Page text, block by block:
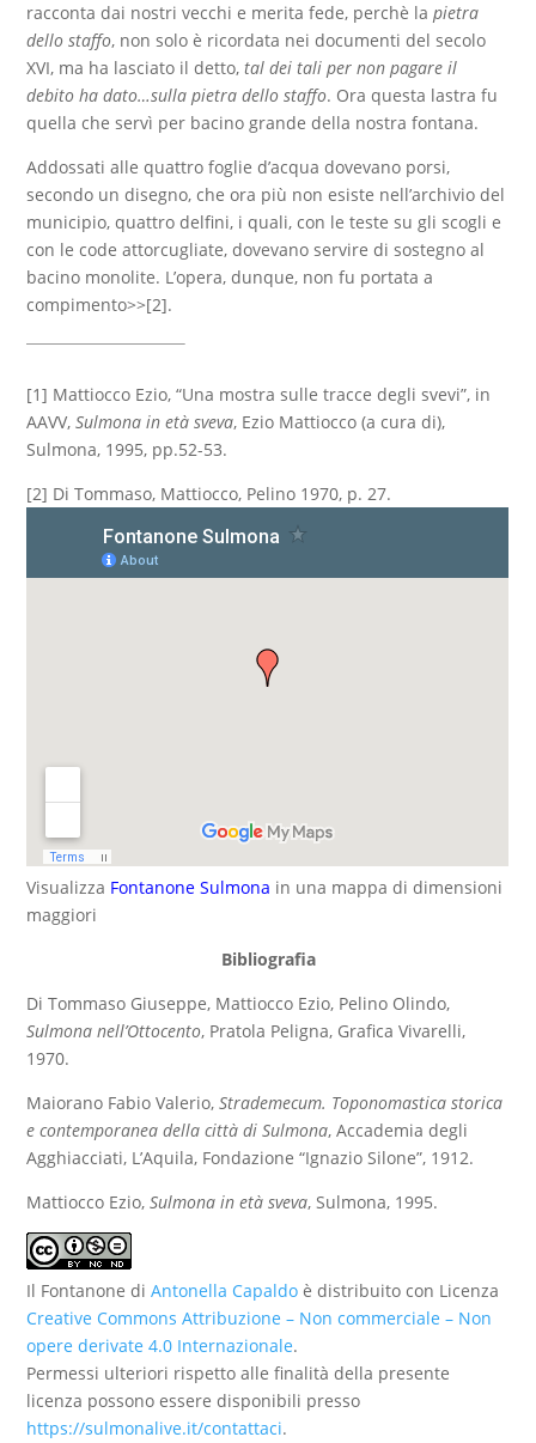
racconta dai nostri vecchi e merita fede, perchè la pietra
dello staffo, non solo è ricordata nei documenti del secolo
XVI, ma ha lasciato il detto,tal dei tali per non pagare il
debito ha dato…sulla pietra dello staffo. Ora questa lastra fu
quella che servì per bacino grande della nostra fontana.
Addossati alle quattro foglie d’acqua dovevano porsi,
secondo un disegno, che ora più non esiste nell’archivio del
municipio, quattro delfini, i quali, con le teste su gli scogli e
con le code attorcugliate, dovevano servire di sostegno al
bacino monolite. L’opera, dunque, non fu portata a
compimento>>[2].
[1] Mattiocco Ezio, “Una mostra sulle tracce degli svevi”, in
AAVV,Sulmona in età sveva, Ezio Mattiocco (a cura di),
Sulmona, 1995, pp.52-53.
[2] Di Tommaso, Mattiocco, Pelino 1970, p. 27.
Visualizza Fontanone Sulmona in una mappa di dimensioni
maggiori
Bibliografia
Di Tommaso Giuseppe, Mattiocco Ezio, Pelino Olindo,
Sulmona nell’Ottocento, Pratola Peligna, Grafica Vivarelli,
1970.
Maiorano Fabio Valerio, Strademecum. Toponomastica storica
e contemporanea della città di Sulmona, Accademia degli
Agghiacciati, L’Aquila, Fondazione “Ignazio Silone”, 1912.
Mattiocco Ezio,Sulmona in età sveva, Sulmona, 1995.
Il Fontanone diAntonella Capaldo è distribuito con Licenza
Creative Commons Attribuzione – Non commerciale – Non
opere derivate 4.0 Internazionale.
Permessi ulteriori rispetto alle finalità della presente
licenza possono essere disponibili presso
https://sulmonalive.it/contattaci.